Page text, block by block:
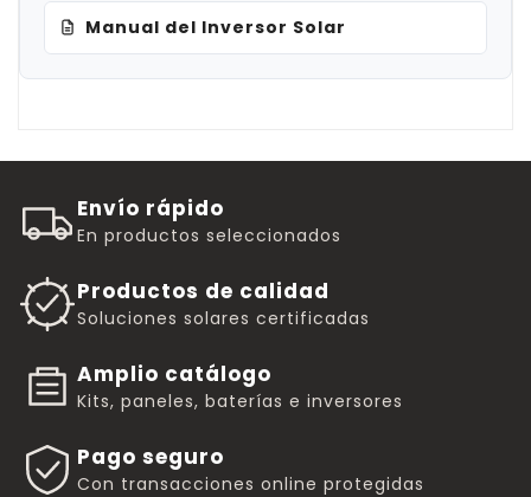
Manual del Inversor Solar
Envío rápido
En productos seleccionados
Productos de calidad
Soluciones solares certificadas
Amplio catálogo
Kits, paneles, baterías e inversores
Pago seguro
Con transacciones online protegidas